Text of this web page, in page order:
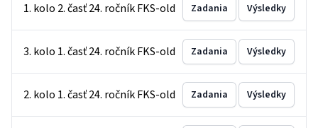
1. kolo 2. časť 24. ročník FKS-old Zadania Výsledky
3. kolo 1. časť 24. ročník FKS-old Zadania Výsledky
2. kolo 1. časť 24. ročník FKS-old Zadania Výsledky